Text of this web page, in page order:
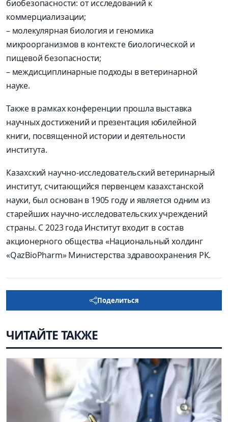
биобезопасности: от исследований к
коммерциализации;
– молекулярная биология и геномика
микроорганизмов в контексте биологической и
пищевой безопасности;
– междисциплинарные подходы в ветеринарной
науке.
Также в рамках конференции прошла выставка
научных достижений и презентация юбилейной
книги, посвященной истории и деятельности
института.
Казахский научно-исследовательский ветеринарный
институт, считающийся первенцем казахстанской
науки, был основан в 1905 году и является одним из
старейших научно-исследовательских учреждений
страны. С 2023 года Институт входит в состав
акционерного общества «Национальный холдинг
«QazBioPharm» Министерства здравоохранения РК.
Поделиться
ЧИТАЙТЕ ТАКЖЕ